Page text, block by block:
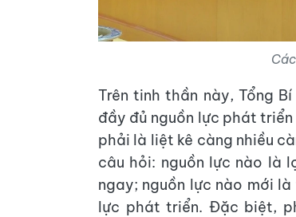
Trên tinh thần này, Tổng
đầy đủ nguồn lực phát
phải là liệt kê càng nhiều
câu hỏi: nguồn lực nào là
ngay; nguồn lực nào mới
lực phát triển. Đặc biệt,